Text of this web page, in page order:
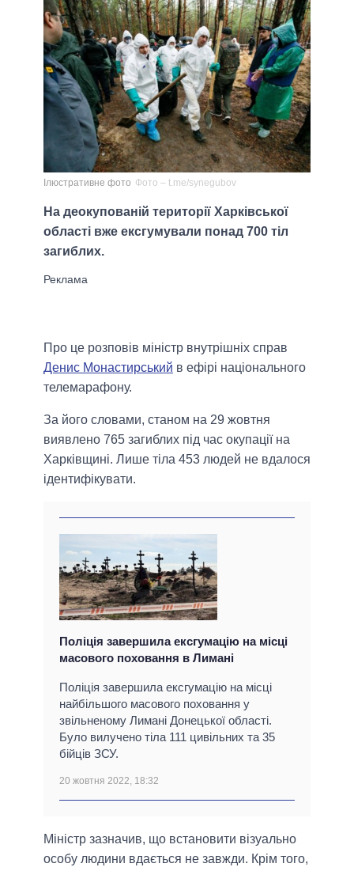
Ілюстративне фото Фото – t.me/synegubov
На деокупованій території Харківської
області вже ексгумували понад 700 тіл
загиблих.
Про це розповів міністр внутрішніх справ
Денис Монастирський в ефірі національного
телемарафону.
За його словами, станом на 29 жовтня
виявлено 765 загиблих під час окупації на
Харківщині. Лише тіла 453 людей не вдалося
ідентифікувати.
Поліція завершила ексгумацію на місці
масового поховання в Лимані
Поліція завершила ексгумацію на місці
найбільшого масового поховання у
звільненому Лимані Донецької області.
Було вилучено тіла 111 цивільних та 35
бійців ЗСУ.
20 жовтня 2022, 18:32
Міністр зазначив, що встановити візуально
особу людини вдається не завжди. Крім того,